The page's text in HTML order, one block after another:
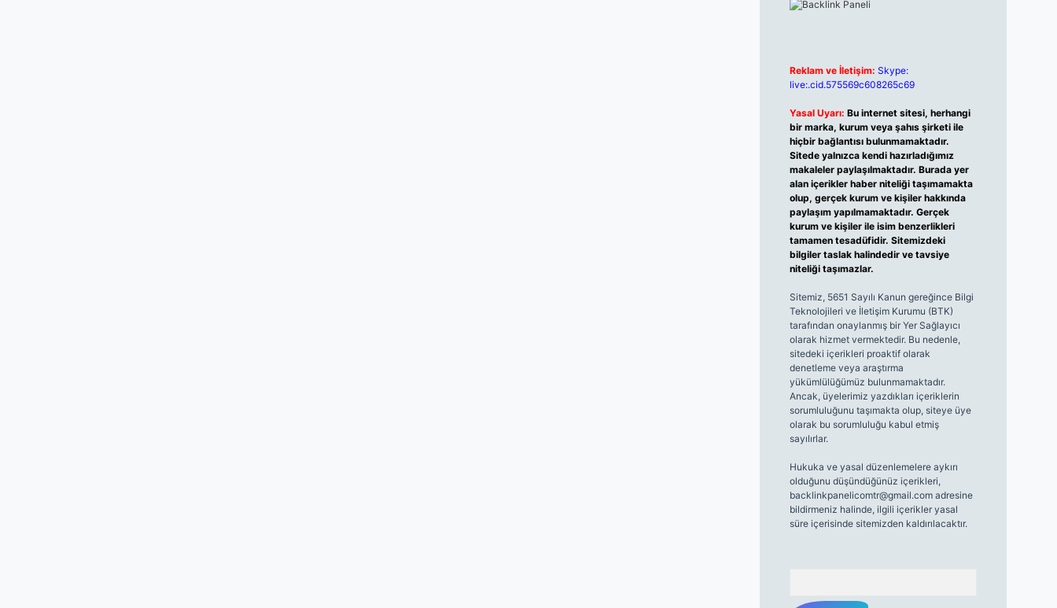
Reklam ve İletişim: Skype:
live:.cid.575569c608265c69
Yasal Uyarı: Bu internet sitesi, herhangi
bir marka, kurum veya şahıs şirketi ile
hiçbir bağlantısı bulunmamaktadır.
Sitede yalnızca kendi hazırladığımız
makaleler paylaşılmaktadır. Burada yer
alan içerikler haber niteliği taşımamakta
olup, gerçek kurum ve kişiler hakkında
paylaşım yapılmamaktadır. Gerçek
kurum ve kişiler ile isim benzerlikleri
tamamen tesadüfidir. Sitemizdeki
bilgiler taslak halindedir ve tavsiye
niteliği taşımazlar.
Sitemiz, 5651 Sayılı Kanun gereğince Bilgi
Teknolojileri ve İletişim Kurumu (BTK)
tarafından onaylanmış bir Yer Sağlayıcı
olarak hizmet vermektedir. Bu nedenle,
sitedeki içerikleri proaktif olarak
denetleme veya araştırma
yükümlülüğümüz bulunmamaktadır.
Ancak, üyelerimiz yazdıkları içeriklerin
sorumluluğunu taşımakta olup, siteye üye
olarak bu sorumluluğu kabul etmiş
sayılırlar.
Hukuka ve yasal düzenlemelere aykırı
olduğunu düşündüğünüz içerikleri,
backlinkpanelicomtr@gmail.comadresine
bildirmeniz halinde, ilgili içerikler yasal
süre içerisinde sitemizden kaldırılacaktır.